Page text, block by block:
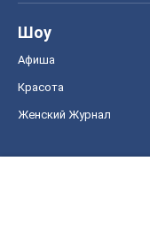
Шоу
Афиша
Красота
Женский Журнал